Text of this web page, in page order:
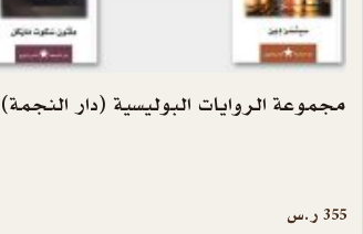
مجموعة الروايات البوليسية (دار النجمة)
355 ر.س